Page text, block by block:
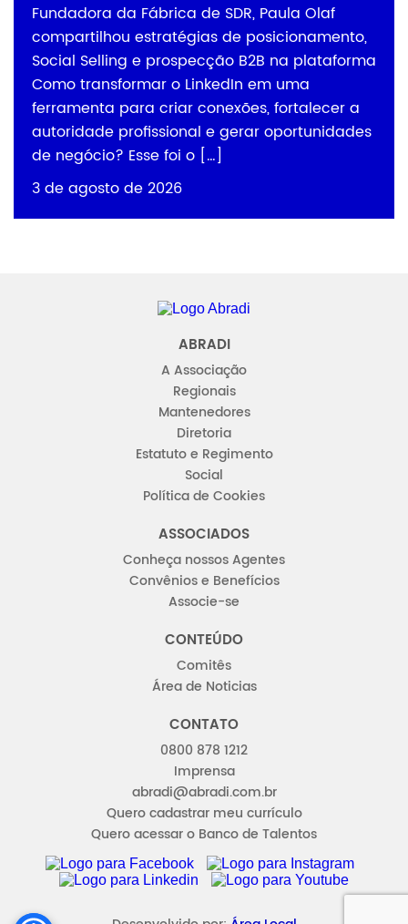
Fundadora da Fábrica de SDR, Paula Olaf
compartilhou estratégias de posicionamento,
Social Selling e prospecção B2B na plataforma
Como transformar o LinkedIn em uma
ferramenta para criar conexões, fortalecer a
autoridade profissional e gerar oportunidades
de negócio? Esse foi o […]
3 de agosto de 2026
Abradi
ABRADI
A Associação
Regionais
Mantenedores
Diretoria
Estatuto e Regimento
Social
Política de Cookies
ASSOCIADOS
Conheça nossos Agentes
Convênios e Benefícios
Associe-se
CONTEÚDO
Comitês
Área de Noticias
CONTATO
0800 878 1212
Imprensa
abradi@abradi.com.br
Quero cadastrar meu currículo
Quero acessar o Banco de Talentos
FACEBOOK INSTAGRAM
LINKEDIN YOUTUBE